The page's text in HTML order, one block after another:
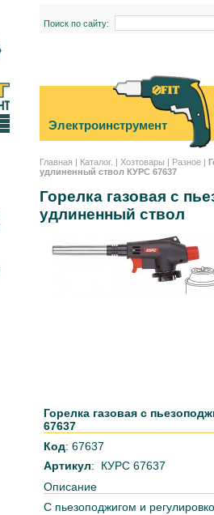
Поиск по сайту:
Электроинструмент
Главная | Каталог. | Хозтовары | Разное |
удлиненный ствол КУРС 67637
Горелка газовая с
удлиненный ствол
Горелка газовая с
67637
Код: 67637
Артикул: КУРС 67637
Описание
С пьезоподжигом и